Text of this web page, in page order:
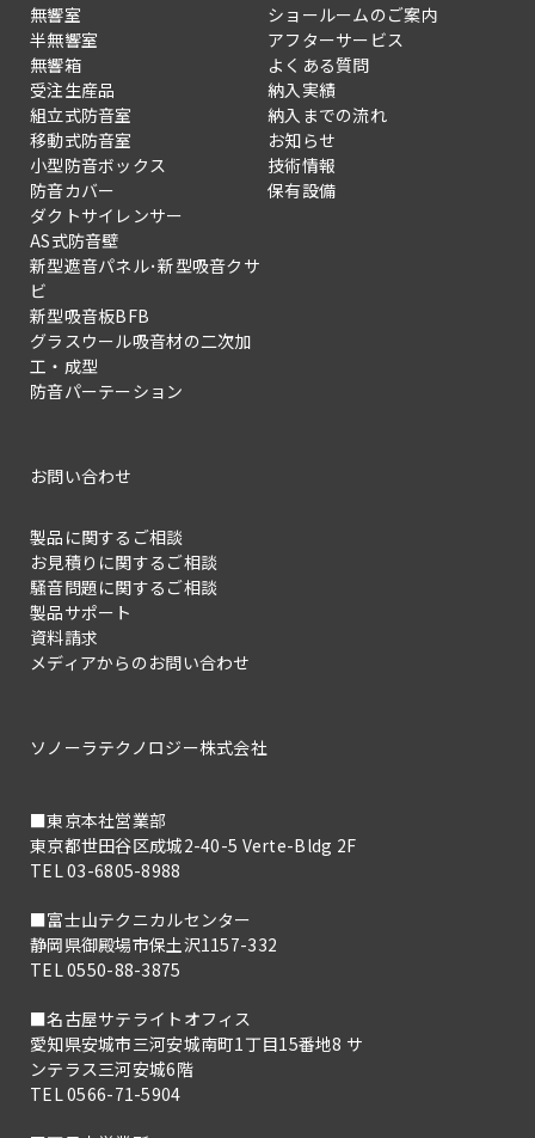
無響室
半無響室
無響箱
受注生産品
組立式防音室
移動式防音室
小型防音ボックス
防音カバー
ダクトサイレンサー
AS式防音壁
新型遮音パネル･新型吸音クサ
ビ
新型吸音板BFB
グラスウール吸音材の二次加
工・成型
防音パーテーション
ショールームのご案内
アフターサービス
よくある質問
納入実績
納入までの流れ
お知らせ
技術情報
保有設備
お問い合わせ
製品に関するご相談
お見積りに関するご相談
騒音問題に関するご相談
製品サポート
資料請求
メディアからのお問い合わせ
ソノーラテクノロジー株式会社
■東京本社営業部
東京都世田谷区成城2-40-5 Verte-Bldg 2F
TEL 03-6805-8988
■富士山テクニカルセンター
静岡県御殿場市保土沢1157-332
TEL 0550-88-3875
■名古屋サテライトオフィス
愛知県安城市三河安城南町1丁目15番地8 サ
ンテラス三河安城6階
TEL 0566-71-5904